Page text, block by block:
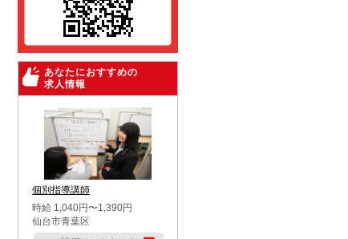
あなたにおすすめの
求人情報
個別指導講師
時給 1,040円〜1,390円
仙台市青葉区